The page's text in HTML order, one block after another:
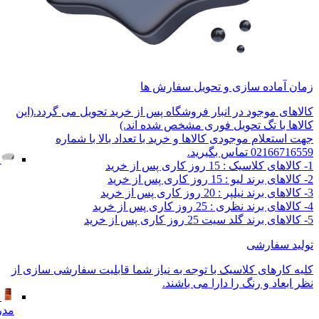
زمان آماده سازی و تحویل سفارش ها
کالاهای موجود در انبار فروشگاه پس از خرید تحویل می گردد.(این
کالاها با تگ تحویل فوری مشخص شده اند.)
جهت استعلام موجودی کالاها و خرید با تعداد بالا با شماره
02166716559 تماس بگیرید.
1- کالاهای کلاسیک : 15 روز کاری پس از خرید
2- کالاهای برند لیو : 15 روز کاری پس از خرید
3- کالاهای برند نیلپر : 20 روز کاری پس از خرید
4- کالاهای برند نظری : 25 روز کاری پس از خرید
5- کالاهای برند گلد سیت 25 روز کاری پس از خرید
تولید سفارشی
کلیه کارهای کلاسیک با توجه به نیاز شما قابلیت سفارشی سازی از
نظر ابعاد و رنگ را دارا می باشند.